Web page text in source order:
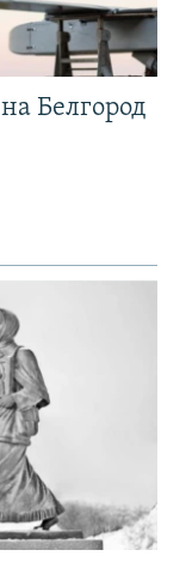
Белгород